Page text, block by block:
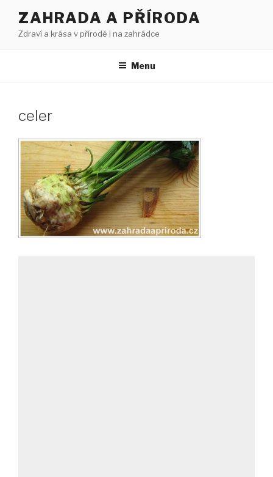
obsahu
ZAHRADA A PŘÍRODA
Zdraví a krása v přírodě i na zahrádce
Menu
celer